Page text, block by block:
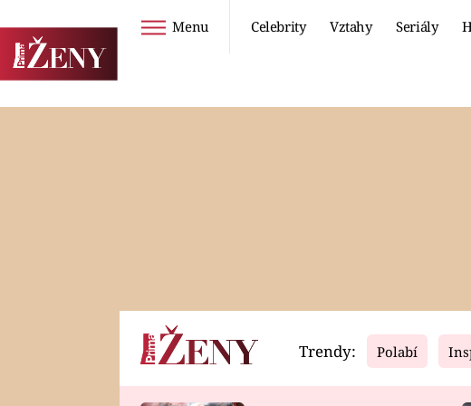
Menu Celebrity Vztahy Seriály
Horoskopy Video
Trendy: Polabí